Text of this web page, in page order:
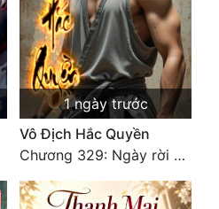
1 ngày trước
Vô Địch Hắc Quyền
Chương 329: Ngày rời khỏi võ lâm (18)